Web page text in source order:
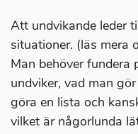
Att undvikande leder
situationer. (läs mera
Man behöver fundera
undviker, vad man
göra en lista och
vilket är någorlunda